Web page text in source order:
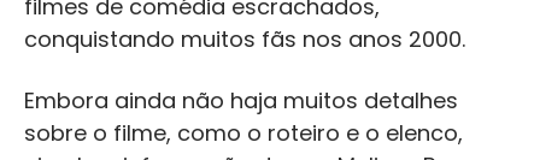
filmes de comédia escrachados,
conquistando muitos fãs nos anos 2000.
Embora ainda não haja muitos detalhes
sobre o filme, como o roteiro e o elenco,